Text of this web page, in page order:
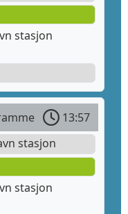
stasjon
13:57
stasjon
stasjon